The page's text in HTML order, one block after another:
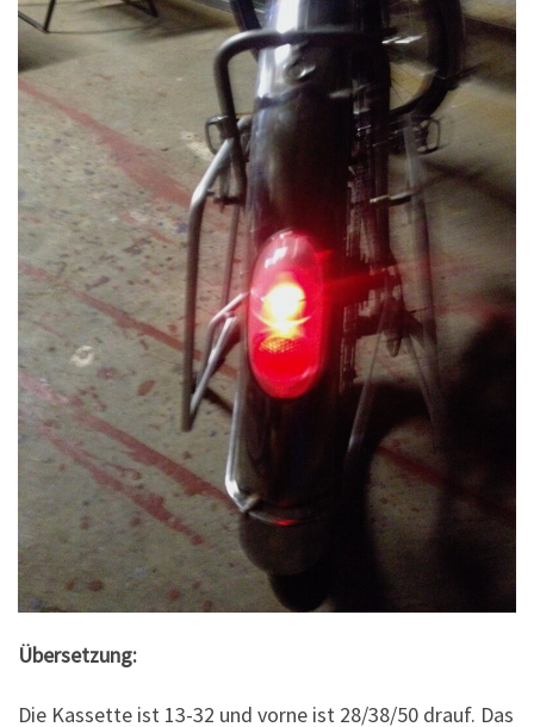
Übersetzung:
Die Kassette ist 13-32 und vorne ist 28/38/50 drauf. Das